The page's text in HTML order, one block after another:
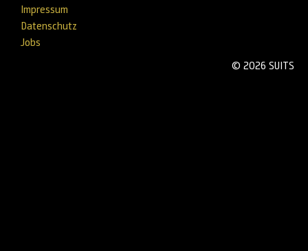
Impressum
Datenschutz
Jobs
© 2026 SUITS